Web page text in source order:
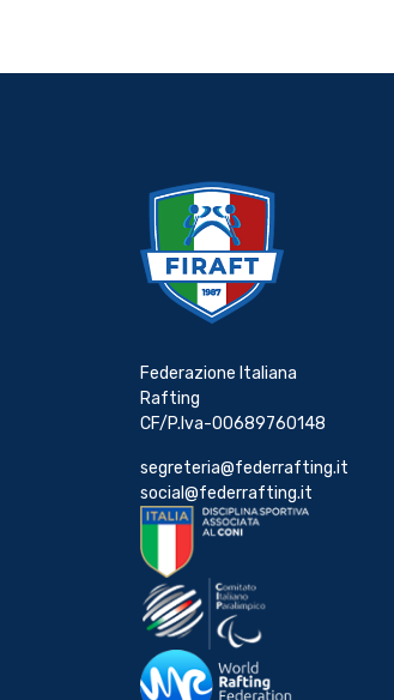
Federazione Italiana
Rafting
CF/P.Iva-00689760148
segreteria@federrafting.it
social@federrafting.it